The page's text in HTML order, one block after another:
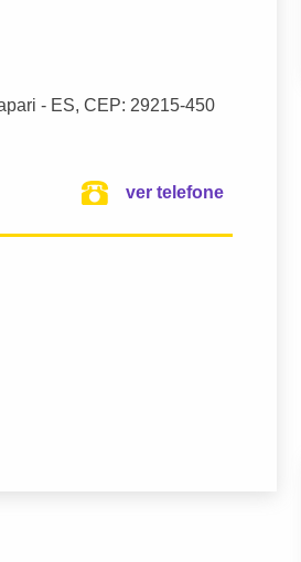
- ES, CEP: 29215-450
ver telefone